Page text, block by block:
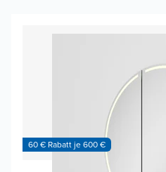
60 € Rabatt je 600 €